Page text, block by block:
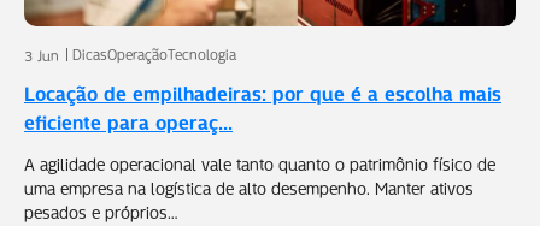
3 Jun DicasOperaçãoTecnologia
Locação de empilhadeiras: por que é a escolha mais
eficiente para operaç...
A agilidade operacional vale tanto quanto o patrimônio físico de
uma empresa na logística de alto desempenho. Manter ativos
pesados e próprios…